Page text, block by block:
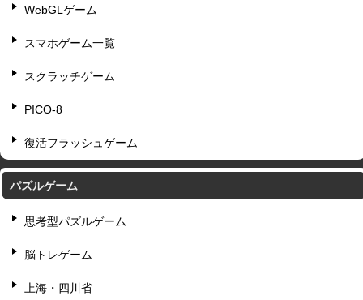
WebGLゲーム
スマホゲーム一覧
スクラッチゲーム
PICO-8
復活フラッシュゲーム
パズルゲーム
思考型パズルゲーム
脳トレゲーム
上海・四川省